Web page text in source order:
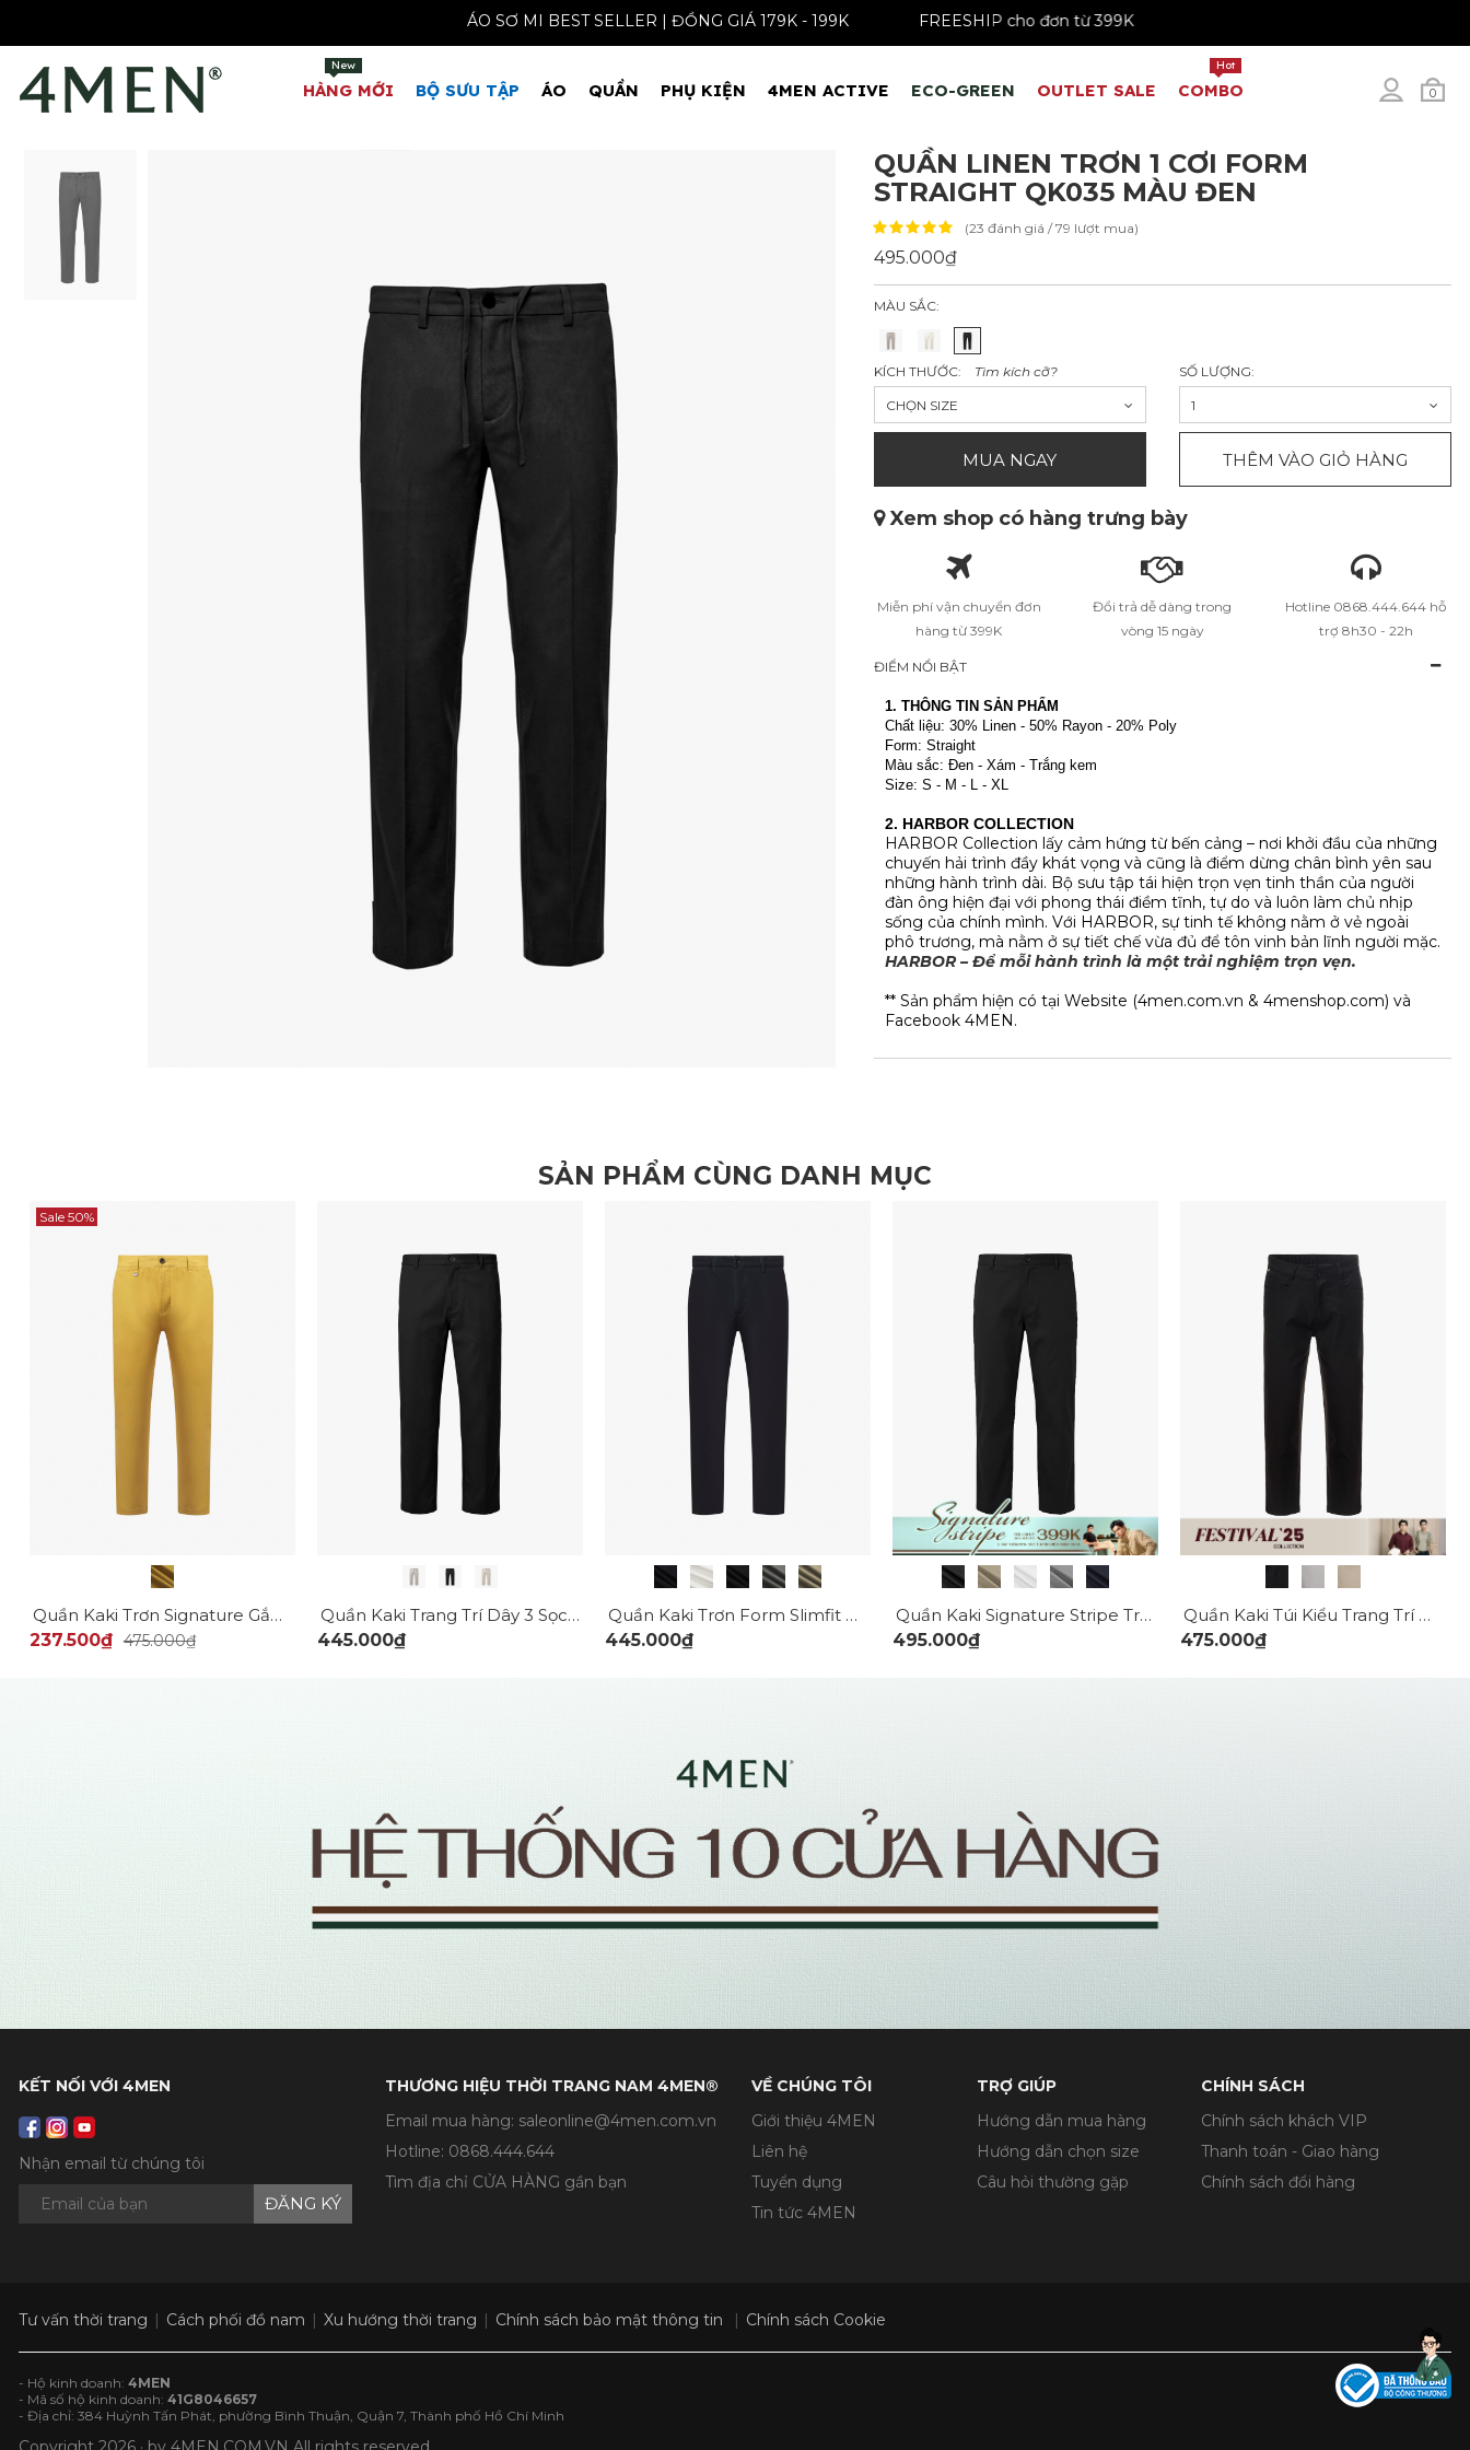
ÁO SƠ MI BEST SELLER | ĐỒNG GIÁ 179K - 199K FREESHIP cho đơn từ 399K
0
HÀNG MỚI
New
BỘ SƯU TẬP ÁO QUẦN PHỤ KIỆN 4MEN ACTIVE ECO-GREEN OUTLET SALE COMBO
Hot
QUẦN LINEN TRƠN 1 CƠI FORM
STRAIGHT QK035 MÀU ĐEN
(23 đánh giá / 79 lượt mua)
495.000₫
MÀU SẮC:
KÍCH THƯỚC: Tìm kích cỡ?
CHỌN SIZE
SỐ LƯỢNG:
1
MUA NGAY THÊM VÀO GIỎ HÀNG
Xem shop có hàng trưng bày
Miễn phí vận chuyển đơn
hàng từ 399K
Đổi trả dễ dàng trong
vòng 15 ngày
Hotline 0868.444.644 hỗ
trợ 8h30 - 22h
ĐIỂM NỔI BẬT
1. THÔNG TIN SẢN PHẨM
Chất liệu: 30% Linen - 50% Rayon - 20% Poly
Form: Straight
Màu sắc: Đen - Xám - Trắng kem
Size: S - M - L - XL
2. HARBOR COLLECTION
HARBOR Collection lấy cảm hứng từ bến cảng – nơi khởi đầu của những
chuyến hải trình đầy khát vọng và cũng là điểm dừng chân bình yên sau
những hành trình dài. Bộ sưu tập tái hiện trọn vẹn tinh thần của người
đàn ông hiện đại với phong thái điềm tĩnh, tự do và luôn làm chủ nhịp
sống của chính mình. Với HARBOR, sự tinh tế không nằm ở vẻ ngoài
phô trương, mà nằm ở sự tiết chế vừa đủ để tôn vinh bản lĩnh người mặc.
HARBOR – Để mỗi hành trình là một trải nghiệm trọn vẹn.
** Sản phẩm hiện có tại Website (4men.com.vn & 4menshop.com) và
Facebook 4MEN.
SẢN PHẨM CÙNG DANH MỤC
Sale 50%
Quần Kaki Trơn Signature Gắn Tag Kim Loại Form Slimfit QK028 Màu Vàng
237.500₫ 475.000₫
Quần Kaki Trang Trí Dây 3 Sọc Form Straight QK033
445.000₫
Quần Kaki Trơn Form Slimfit QK032
445.000₫
Quần Kaki Signature Stripe Trơn Form Regular QK036
495.000₫
Quần Kaki Túi Kiểu Trang Trí Dây Sọc Form Regular QK029
475.000₫
KẾT NỐI VỚI 4MEN
Nhận email từ chúng tôi
ĐĂNG KÝ
THƯƠNG HIỆU THỜI TRANG NAM 4MEN®
Email mua hàng: saleonline@4men.com.vn
Hotline: 0868.444.644
Tìm địa chỉ CỬA HÀNG gần bạn
VỀ CHÚNG TÔI
Giới thiệu 4MEN
Liên hệ
Tuyển dụng
Tin tức 4MEN
TRỢ GIÚP
Hướng dẫn mua hàng
Hướng dẫn chọn size
Câu hỏi thường gặp
CHÍNH SÁCH
Chính sách khách VIP
Thanh toán - Giao hàng
Chính sách đổi hàng
Tư vấn thời trang Cách phối đồ nam Xu hướng thời trang Chính sách bảo mật thông tin Chính sách Cookie
- Hộ kinh doanh: 4MEN
- Mã số hộ kinh doanh: 41G8046657
- Địa chỉ: 384 Huỳnh Tấn Phát, phường Bình Thuận, Quận 7, Thành phố Hồ Chí Minh